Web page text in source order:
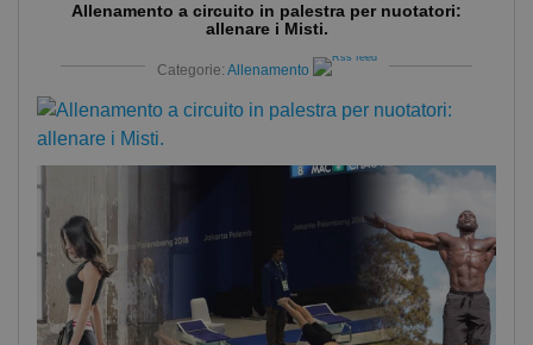
Allenamento a circuito in palestra per nuotatori:
allenare i Misti.
Categorie: Allenamento